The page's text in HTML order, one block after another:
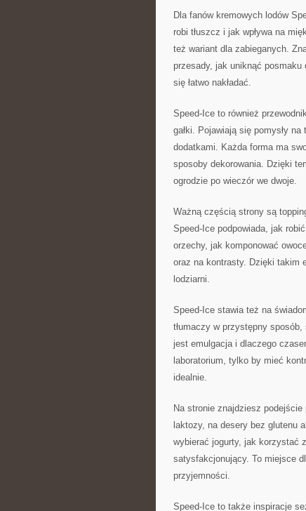
Dla fanów kremowych lodów
robi tłuszcz i jak wpływa na
też wariant dla zabieganych.
przesady, jak uniknąć posmaku
się łatwo nakładać.
Speed-Ice to również
gałki. Pojawiają się pomysły
dodatkami. Każda forma ma
sposoby dekorowania. Dzięki
ogrodzie po wieczór we dwoje.
Ważną częścią strony są
Speed-Ice podpowiada, jak
orzechy, jak komponować
oraz na kontrasty. Dzięki takim
lodziarni.
Speed-Ice stawia też na
tłumaczy w przystępny
jest emulgacja i dlaczego
laboratorium, tylko by mieć
idealnie.
Na stronie znajdziesz
laktozy, na desery bez glutenu
wybierać jogurty, jak korzystać
satysfakcjonujący. To miejsce
przyjemności.
Speed-Ice to także inspiracje